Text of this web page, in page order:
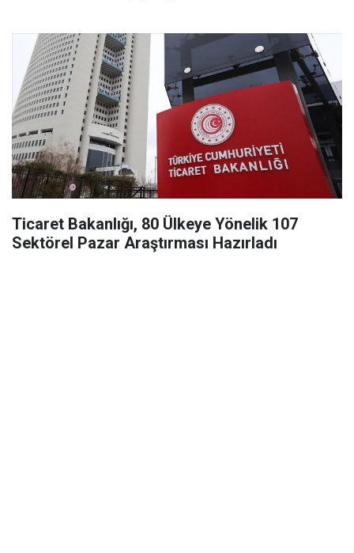
Ticaret Bakanlığı, 80 Ülkeye Yönelik 107
Sektörel Pazar Araştırması Hazırladı